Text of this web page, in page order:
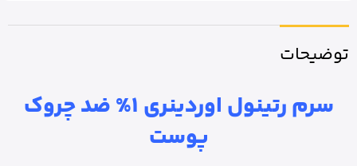
توضیحات
سرم رتینول اوردینری 1% ضد چروک
پوست